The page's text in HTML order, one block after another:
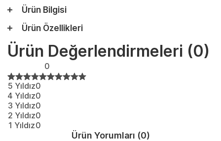
Ürün Bilgisi
Ürün Özellikleri
Ürün Değerlendirmeleri (0)
0
5 Yıldız0
4 Yıldız0
3 Yıldız0
2 Yıldız0
1 Yıldız0
Ürün Yorumları (0)